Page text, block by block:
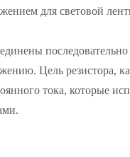
для световой
последовательно
Цель резистора,
тока, которые